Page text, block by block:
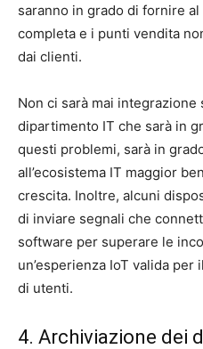
saranno in grado di fornire
completa e i punti vendita
dai clienti.
Non ci sarà mai
dipartimento IT che sarà in
questi problemi, sarà in
all’ecosistema IT maggior
crescita. Inoltre, alcuni
di inviare segnali che
software per superare le
un’esperienza IoT valida
di utenti.
4. Archiviazione dei